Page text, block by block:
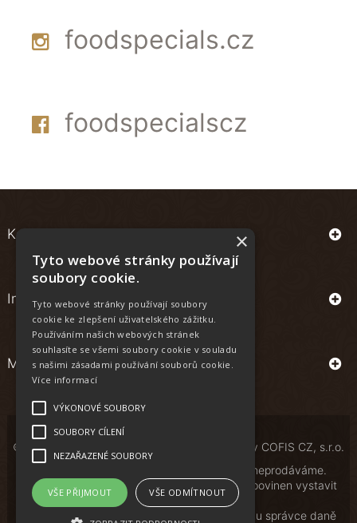
foodspecials.cz
foodspecialscz
Kontakt
Informace
Můj účet
© Copyright | All Rights Reserved | Powered by COFIS CZ, s.r.o.
Osobám mladším 18 let alkoholické nápoje neprodáváme.
Podle zákona o evidenci tržeb je prodávající povinen vystavit
kupujícímu účtenku.
Zároveň je povinen zaevidovat přijatou tržbu u správce daně
×
Tyto webové stránky používají
soubory cookie.
Tyto webové stránky používají soubory
cookie ke zlepšení uživatelského zážitku.
Používáním našich webových stránek
souhlasíte se všemi soubory cookie v souladu
s našimi zásadami používání souborů cookie.
Více informací
VÝKONOVÉ SOUBORY
SOUBORY CÍLENÍ
NEZAŘAZENÉ SOUBORY
VŠE PŘIJMOUT VŠE ODMÍTNOUT